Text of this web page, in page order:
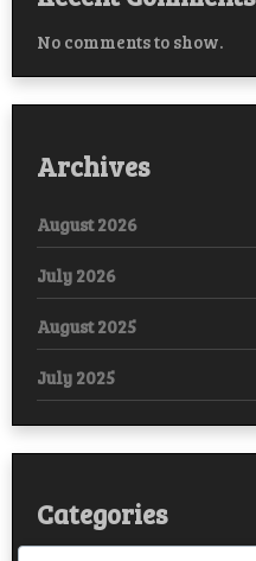
No comments to show.
Archives
August 2026
July 2026
August 2025
July 2025
Categories